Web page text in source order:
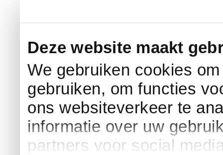
Deze website maakt
We gebruiken cookies
gebruiken, om functies
ons websiteverkeer te
informatie over uw
partners voor social